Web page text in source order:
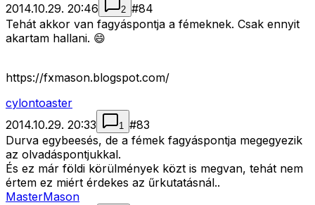
2014.10.29. 20:46
2 #84
Tehát akkor van fagyáspontja a fémeknek. Csak ennyit
akartam hallani. 😄
https://fxmason.blogspot.com/
cylontoaster
2014.10.29. 20:33
1 #83
Durva egybeesés, de a fémek fagyáspontja megegyezik
az olvadáspontjukkal.
És ez már földi körülmények közt is megvan, tehát nem
értem ez miért érdekes az űrkutatásnál..
MasterMason